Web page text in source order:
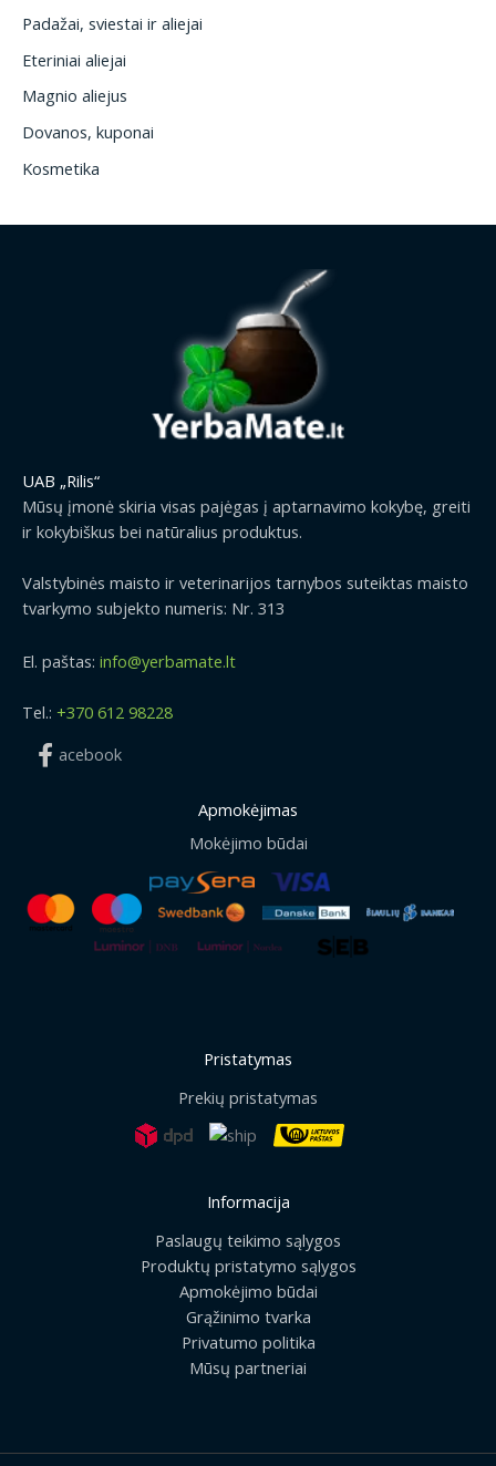
Padažai, sviestai ir aliejai
Eteriniai aliejai
Magnio aliejus
Dovanos, kuponai
Kosmetika
UAB „Rilis“
Mūsų įmonė skiria visas pajėgas į aptarnavimo kokybę, greiti
ir kokybiškus bei natūralius produktus.
Valstybinės maisto ir veterinarijos tarnybos suteiktas maisto
tvarkymo subjekto numeris: Nr. 313
El. paštas: info@yerbamate.lt
Tel.: +370 612 98228
acebook
Apmokėjimas
Mokėjimo būdai
Pristatymas
Prekių pristatymas
Informacija
Paslaugų teikimo sąlygos
Produktų pristatymo sąlygos
Apmokėjimo būdai
Grąžinimo tvarka
Privatumo politika
Mūsų partneriai